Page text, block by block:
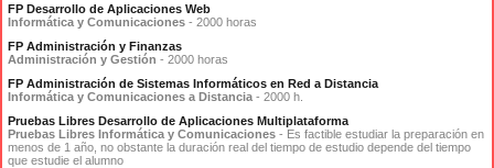
FP Desarrollo de Aplicaciones Web
Informática y Comunicaciones - 2000 horas
FP Administración y Finanzas
Administración y Gestión - 2000 horas
FP Administración de Sistemas Informáticos en Red a Distancia
Informática y Comunicaciones a Distancia - 2000 h.
Pruebas Libres Desarrollo de Aplicaciones Multiplataforma
Pruebas Libres Informática y Comunicaciones - Es factible estudiar la preparación en
menos de 1 año, no obstante la duración real del tiempo de estudio depende del tiempo
que estudie el alumno